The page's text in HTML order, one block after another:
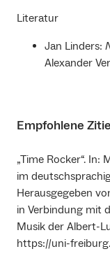
Literatur
Jan Linders:
Alexander
Empfohlene
„Time Rocker“.
im
Herausgegeben
in Verbindung mit
Musik der Albert-
https://uni-